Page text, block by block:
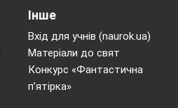
ділиться почуттями
та емоціями.
Висловлює власні
емоції , здобуті
протягом уроку.
Інше
Вхід для учнів (naurok.ua)
Матеріали до свят
Конкурс «Фантастична
п’ятірка»